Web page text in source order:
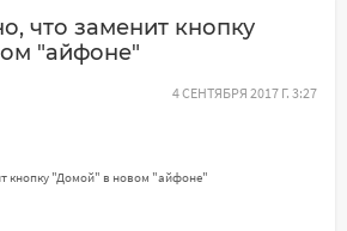
что заменит кнопку
"айфоне"
4 СЕНТЯБРЯ 2017 Г. 3:27
кнопку "Домой" в новом "айфоне"